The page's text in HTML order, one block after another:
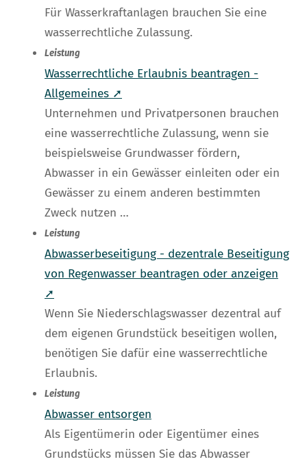
Für Wasserkraftanlagen brauchen Sie eine
wasserrechtliche Zulassung.
Leistung
Wasserrechtliche Erlaubnis beantragen -
Allgemeines ➚
Unternehmen und Privatpersonen brauchen
eine wasserrechtliche Zulassung, wenn sie
beispielsweise Grundwasser fördern,
Abwasser in ein Gewässer einleiten oder ein
Gewässer zu einem anderen bestimmten
Zweck nutzen …
Leistung
Abwasserbeseitigung - dezentrale Beseitigung
von Regenwasser beantragen oder anzeigen
➚
Wenn Sie Niederschlagswasser dezentral auf
dem eigenen Grundstück beseitigen wollen,
benötigen Sie dafür eine wasserrechtliche
Erlaubnis.
Leistung
Abwasser entsorgen
Als Eigentümerin oder Eigentümer eines
Grundstücks müssen Sie das Abwasser